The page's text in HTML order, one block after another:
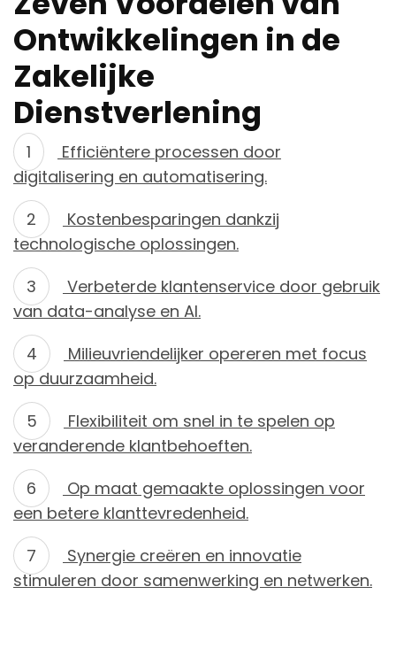
Ontwikkelingen in de
Zakelijke
Dienstverlening
Efficiëntere processen door
digitalisering en automatisering.
Kostenbesparingen dankzij
technologische oplossingen.
Verbeterde klantenservice door gebruik
van data-analyse en AI.
Milieuvriendelijker opereren met focus
op duurzaamheid.
Flexibiliteit om snel in te spelen op
veranderende klantbehoeften.
Op maat gemaakte oplossingen voor
een betere klanttevredenheid.
Synergie creëren en innovatie
stimuleren door samenwerking en netwerken.